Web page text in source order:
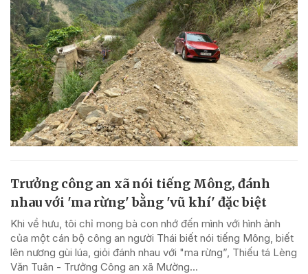
Trưởng công an xã nói tiếng Mông, đánh
nhau với 'ma rừng' bằng 'vũ khí' đặc biệt
Khi về hưu, tôi chỉ mong bà con nhớ đến mình với hình ảnh
của một cán bộ công an người Thái biết nói tiếng Mông, biết
lên nương gùi lúa, giỏi đánh nhau với "ma rừng”, Thiếu tá Lèng
Văn Tuân - Trưởng Công an xã Mường...